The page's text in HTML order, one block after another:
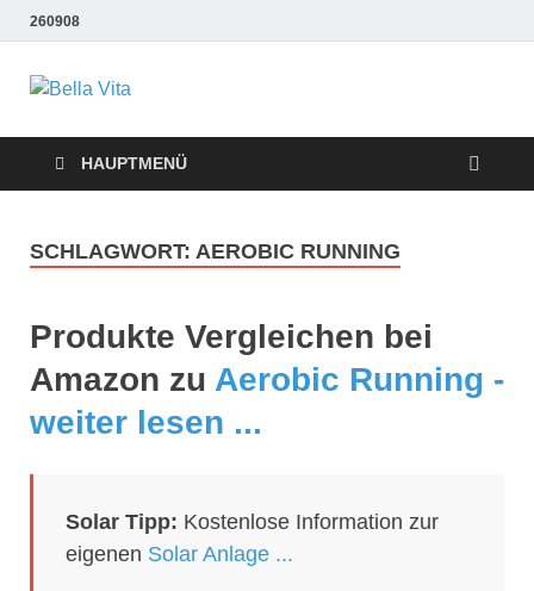
260908
Bella Vita
Wellness Fitness
Tipps
Tipps
HAUPTMENÜ
SCHLAGWORT: AEROBIC RUNNING
Produkte Vergleichen bei
Amazon zu Aerobic Running -
weiter lesen ...
Solar Tipp: Kostenlose Information zur
eigenen Solar Anlage ...